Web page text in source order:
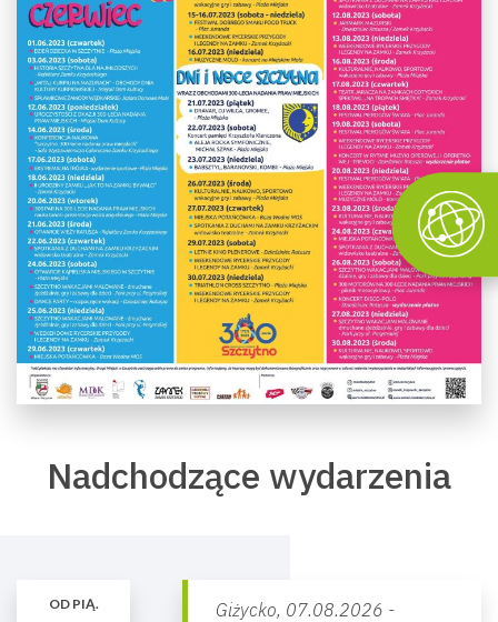
Nadchodzące wydarzenia
OD PIĄ. Giżycko, 07.08.2026 -